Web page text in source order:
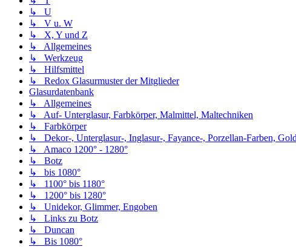
↳ U
↳ V u. W
↳ X, Y und Z
↳ Allgemeines
↳ Werkzeug
↳ Hilfsmittel
↳ Redox Glasurmuster der Mitglieder
Glasurdatenbank
↳ Allgemeines
↳ Auf- Unterglasur, Farbkörper, Malmittel, Maltechniken
↳ Farbkörper
↳ Dekor-, Unterglasur-, Inglasur-, Fayance-, Porzellan-Farben,
↳ Amaco 1200° - 1280°
↳ Botz
↳ bis 1080°
↳ 1100° bis 1180°
↳ 1200° bis 1280°
↳ Unidekor, Glimmer, Engoben
↳ Links zu Botz
↳ Duncan
↳ Bis 1080°